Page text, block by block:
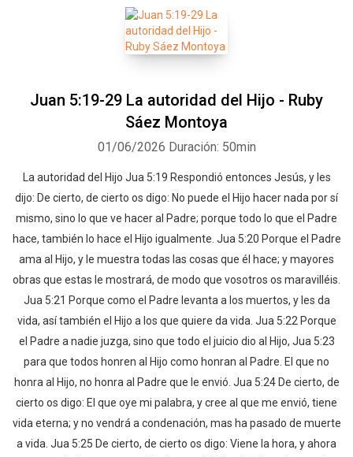
Juan 5:19-29 La autoridad del Hijo - Ruby
Sáez Montoya
01/06/2026 Duración: 50min
La autoridad del Hijo Jua 5:19 Respondió entonces Jesús, y les
dijo: De cierto, de cierto os digo: No puede el Hijo hacer nada por sí
mismo, sino lo que ve hacer al Padre; porque todo lo que el Padre
hace, también lo hace el Hijo igualmente. Jua 5:20 Porque el Padre
ama al Hijo, y le muestra todas las cosas que él hace; y mayores
obras que estas le mostrará, de modo que vosotros os maravilléis.
Jua 5:21 Porque como el Padre levanta a los muertos, y les da
vida, así también el Hijo a los que quiere da vida. Jua 5:22 Porque
el Padre a nadie juzga, sino que todo el juicio dio al Hijo, Jua 5:23
para que todos honren al Hijo como honran al Padre. El que no
honra al Hijo, no honra al Padre que le envió. Jua 5:24 De cierto, de
cierto os digo: El que oye mi palabra, y cree al que me envió, tiene
vida eterna; y no vendrá a condenación, mas ha pasado de muerte
a vida. Jua 5:25 De cierto, de cierto os digo: Viene la hora, y ahora
Twitter